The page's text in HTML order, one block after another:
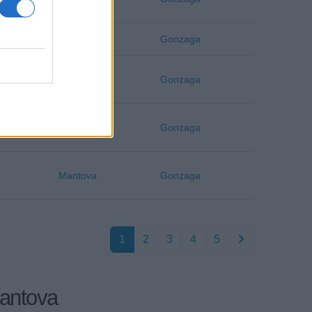
Gonzaga
Gonzaga
Gonzaga
Mantova Gonzaga
1 2 3 4 5